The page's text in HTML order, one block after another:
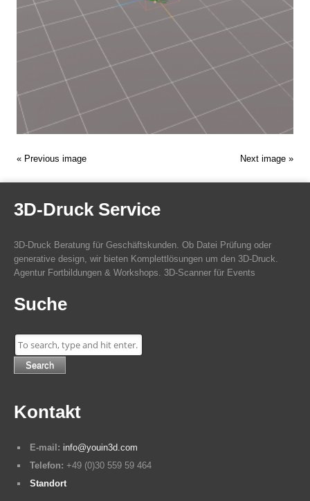
Next image »
« Previous image
3D-Druck Service
3D-Druck Beratung für Geschäftskunden. Ob Datei Prüfung oder
generative design, wir bieten Komplettlösungen um den 3D-Druck.
Agentur Fortbildungen & Workshops. 3D-Scanner für Events
Suche
Search
Kontakt
E-mail: info@youin3d.com
Telefon: +49 (0)30 559 59 464
Standort